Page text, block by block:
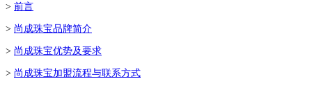
> 前言
> 尚成珠宝品牌简介
> 尚成珠宝优势及要求
> 尚成珠宝加盟流程与联系方式